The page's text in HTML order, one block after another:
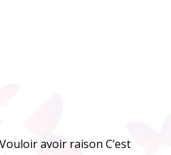
avoir raison C’est